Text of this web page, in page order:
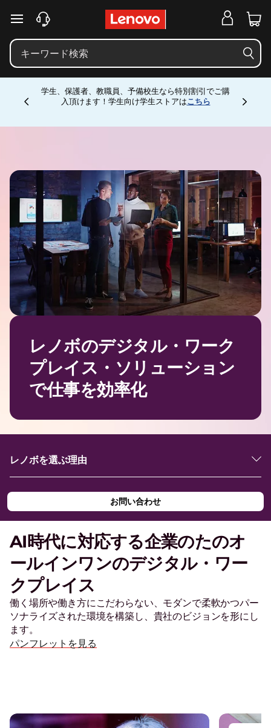
D
g
a
W
o
a
c
e
S
o
メインコンテンツにスキップする
学生、保護者、教職員、予備校生なら特別割引でご購
入頂けます！学生向け学生ストアはこちら
Currently displaying item 4
レノボのデジタル・ワーク
プレイス・ソリューション
で仕事を効率化
レノボを選ぶ理由
お問い合わせ
AI時代に対応する企業のたのオ
ールインワンのデジタル・ワー
クプレイス
働く場所や働き方にこだわらない、モダンで柔軟かつパー
ソナライズされた環境を構築し、貴社のビジョンを形にし
ます。
パンフレットを見る